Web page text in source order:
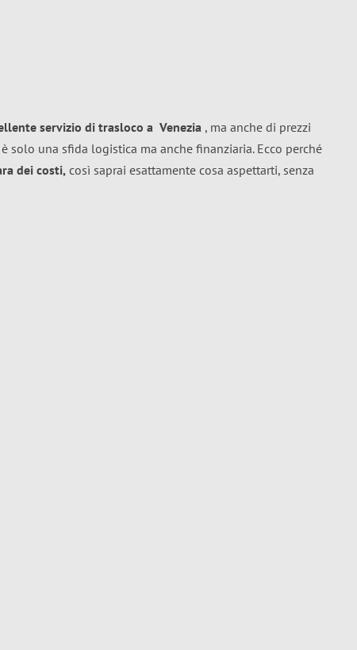
servizio di trasloco a Venezia , ma anche di prezzi
solo una sfida logistica ma anche finanziaria. Ecco perché
dei costi, così saprai esattamente cosa aspettarti, senza